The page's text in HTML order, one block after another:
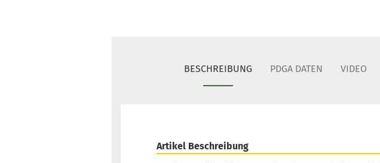
BESCHREIBUNG PDGA DATEN VIDEO
Artikel Beschreibung